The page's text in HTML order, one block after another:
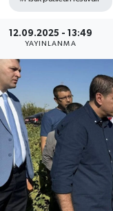
12.09.2025 - 13:49
YAYINLANMA